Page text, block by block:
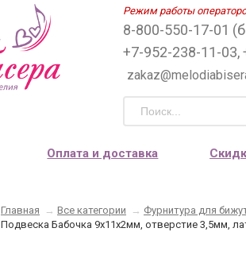
Режим работы
8-800-550-17-01
+7-952-238-11-03,
Оплата и доставка
Главная → Все категории → Фурнитура для
Подвеска Бабочка 9х11х2мм, отверстие 3,5мм,